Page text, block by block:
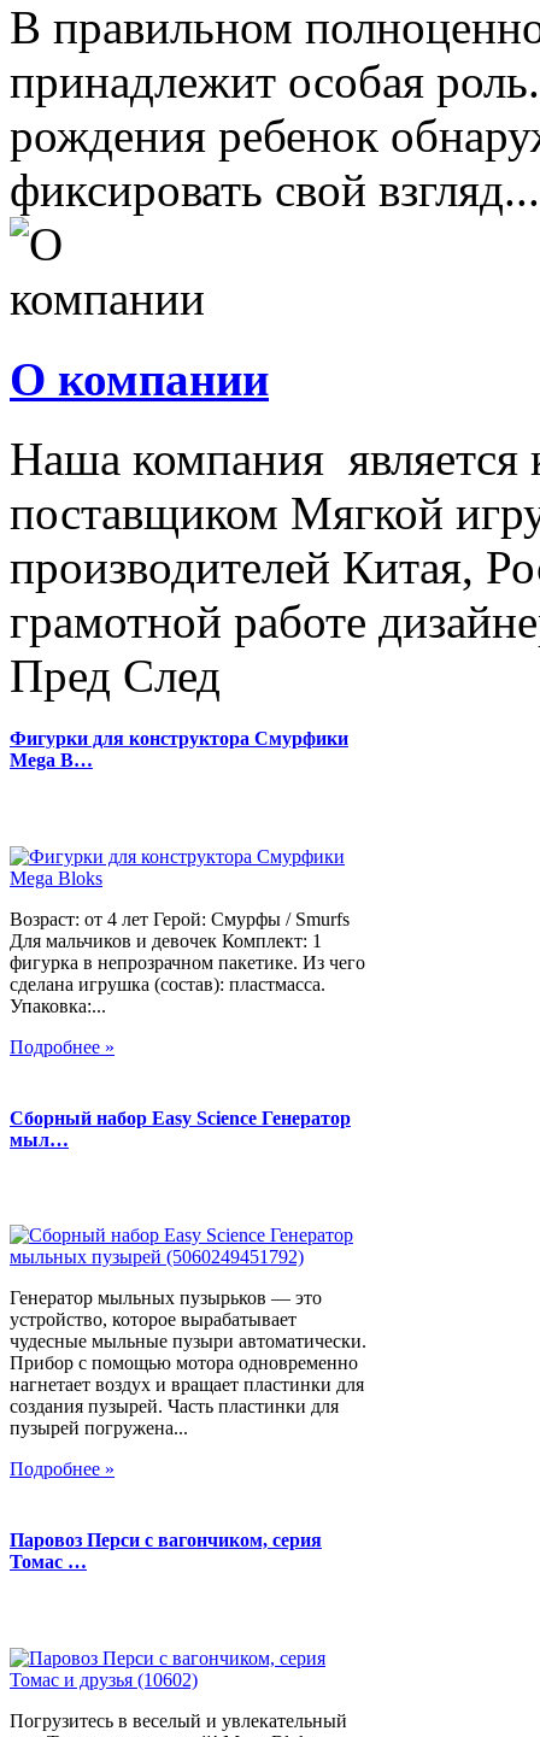
В правильном
принадлежит особая
рождения ребенок
фиксировать свой взгляд...
О компании
Наша компания
поставщиком Мягкой
производителей Китая,
грамотной работе
Пред След
Фигурки для конструктора Смурфики
Mega B…
Возраст: от 4 лет Герой: Смурфы / Smurfs
Для мальчиков и девочек Комплект: 1
фигурка в непрозрачном пакетике. Из чего
сделана игрушка (состав): пластмасса.
Упаковка:...
Подробнее »
Сборный набор Easy Science Генератор
мыл…
Генератор мыльных пузырьков — это
устройство, которое вырабатывает
чудесные мыльные пузыри автоматически.
Прибор с помощью мотора одновременно
нагнетает воздух и вращает пластинки для
создания пузырей. Часть пластинки для
пузырей погружена...
Подробнее »
Паровоз Перси с вагончиком, серия
Томас …
Погрузитесь в веселый и увлекательный